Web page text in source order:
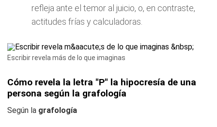
refleja ante el temor al juicio, o, en contraste,
actitudes frías y calculadoras.
Escribir revela más de lo que imaginas
Cómo revela la letra "P" la hipocresía de una
persona según la grafología
Según la grafología